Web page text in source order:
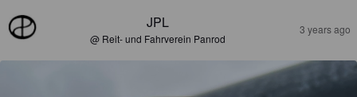
JPL
@ Reit- und Fahrverein Panrod
3 years ago